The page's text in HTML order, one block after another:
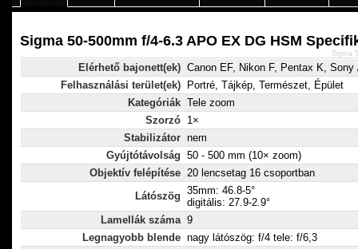
MF
pedig 200-
MF
(Ha az
használjuk,
500 mm
Sigma 50-500mm f/4-6.3 APO EX DG HSM
Elérhető bajonett(ek) Canon EF, Nikon F, Pentax K,
Felhasználási terület(ek)
Portré, Tájkép, Természet, Épület
Kategóriák Tele zoom
Szorzó 1×
Stabilizátor nem
Gyújtótávolság 50 - 500 mm (10× zoom)
Objektív felépítése 20 lencsetag 16 csoportban
Látószög 35mm: 46.8-5°
digitális: 27.9-2.9°
Lamellák száma 9
Legnagyobb blende nagy látószög: f/4 tele: f/6,3
Sigma